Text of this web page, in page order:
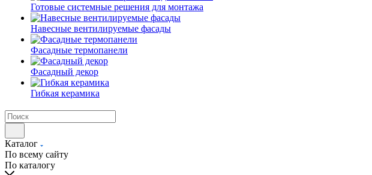
Готовые системные решения для монтажа
Навесные вентилируемые фасады
Фасадные термопанели
Фасадный декор
Гибкая керамика
Каталог
По всему сайту
По каталогу